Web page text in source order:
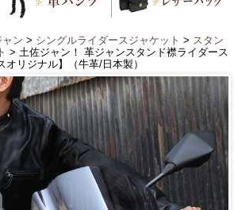
ン > シングルライダースジャケット > スタン
> 土佐ジャン！ 革ジャンスタンド襟ライダース
リジナル】（牛革/日本製）